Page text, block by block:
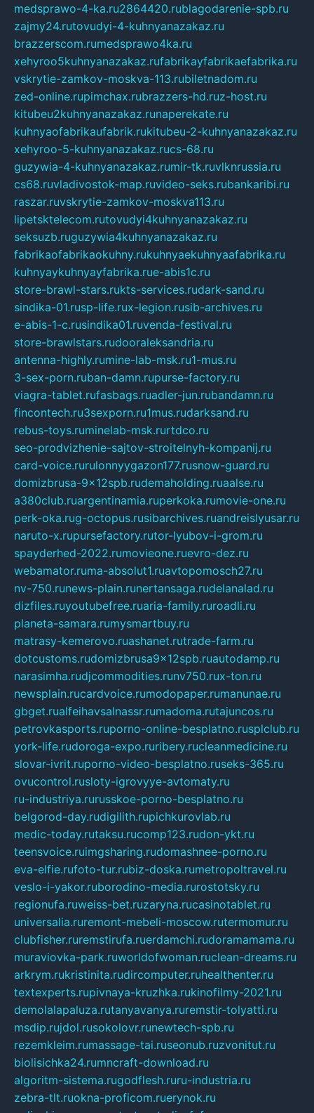
medsprawo-4-ka.ru2864420.rublagodarenie-spb.ru
zajmy24.rutovudyi-4-kuhnyanazakaz.ru
brazzerscom.rumedsprawo4ka.ru
xehyroo5kuhnyanazakaz.rufabrikayfabrikaefabrika.ru
vskrytie-zamkov-moskva-113.rubiletnadom.ru
zed-online.rupimchax.rubrazzers-hd.ruz-host.ru
kitubeu2kuhnyanazakaz.runaperekate.ru
kuhnyaofabrikaufabrik.rukitubeu-2-kuhnyanazakaz.ru
xehyroo-5-kuhnyanazakaz.rucs-68.ru
guzywia-4-kuhnyanazakaz.rumir-tk.ruvlknrussia.ru
cs68.ruvladivostok-map.ruvideo-seks.rubankaribi.ru
raszar.ruvskrytie-zamkov-moskva113.ru
lipetsktelecom.rutovudyi4kuhnyanazakaz.ru
seksuzb.ruguzywia4kuhnyanazakaz.ru
fabrikaofabrikaokuhny.rukuhnyaekuhnyaafabrika.ru
kuhnyaykuhnyayfabrika.rue-abis1c.ru
store-brawl-stars.rukts-services.rudark-sand.ru
sindika-01.rusp-life.rux-legion.rusib-archives.ru
e-abis-1-c.rusindika01.ruvenda-festival.ru
store-brawlstars.rudooraleksandria.ru
antenna-highly.rumine-lab-msk.ru1-mus.ru
3-sex-porn.ruban-damn.rupurse-factory.ru
viagra-tablet.rufasbags.ruadler-jun.rubandamn.ru
fincontech.ru3sexporn.ru1mus.rudarksand.ru
rebus-toys.ruminelab-msk.rurtdco.ru
seo-prodvizhenie-sajtov-stroitelnyh-kompanij.ru
card-voice.rurulonnyygazon177.rusnow-guard.ru
domizbrusa-9x12spb.rudemaholding.ruaalse.ru
a380club.ruargentinamia.ruperkoka.rumovie-one.ru
perk-oka.rug-octopus.rusibarchives.ruandreislyusar.ru
naruto-x.rupursefactory.rutor-lyubov-i-grom.ru
spayderhed-2022.rumovieone.ruevro-dez.ru
webamator.ruma-absolut1.ruavtopomosch27.ru
nv-750.runews-plain.runertansaga.rudelanalad.ru
dizfiles.ruyoutubefree.ruaria-family.ruroadli.ru
planeta-samara.rumysmartbuy.ru
matrasy-kemerovo.ruashanet.rutrade-farm.ru
dotcustoms.rudomizbrusa9x12spb.ruautodamp.ru
narasimha.rudjcommodities.runv750.rux-ton.ru
newsplain.rucardvoice.rumodopaper.rumanunae.ru
gbget.rualfeihavsalnassr.rumadoma.rutajuncos.ru
petrovkasports.ruporno-online-besplatno.rusplclub.ru
york-life.rudoroga-expo.ruribery.rucleanmedicine.ru
slovar-ivrit.ruporno-video-besplatno.ruseks-365.ru
ovucontrol.rusloty-igrovyye-avtomaty.ru
ru-industriya.rurusskoe-porno-besplatno.ru
belgorod-day.rudigilith.rupichkurovlab.ru
medic-today.rutaksu.rucomp123.rudon-ykt.ru
teensvoice.ruimgsharing.rudomashnee-porno.ru
eva-elfie.rufoto-tur.rubiz-doska.rumetropoltravel.ru
veslo-i-yakor.ruborodino-media.rurostotsky.ru
regionufa.ruweiss-bet.ruzaryna.rucasinotablet.ru
universalia.ruremont-mebeli-moscow.rutermomur.ru
clubfisher.ruremstirufa.ruerdamchi.rudoramamama.ru
muraviovka-park.ruworldofwoman.ruclean-dreams.ru
arkrym.rukristinita.rudircomputer.ruhealthenter.ru
textexperts.rupivnaya-kruzhka.rukinofilmy-2021.ru
demolalapaluza.rutanyavanya.ruremstir-tolyatti.ru
msdip.rujdol.rusokolovr.runewtech-spb.ru
rezemkleim.rumassage-tai.ruseonub.ruzvonitut.ru
biolisichka24.rumncraft-download.ru
algoritm-sistema.rugodflesh.ruru-industria.ru
zebra-tlt.ruokna-proficom.ruerynok.ru